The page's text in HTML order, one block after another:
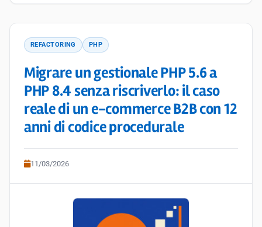
REFACTORING PHP
Migrare un gestionale PHP 5.6 a
PHP 8.4 senza riscriverlo: il caso
reale di un e-commerce B2B con 12
anni di codice procedurale
11/03/2026